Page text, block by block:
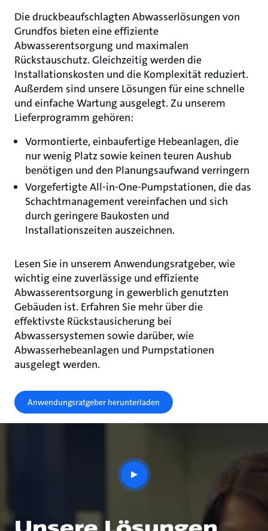
Die druckbeaufschlagten Abwasserlösungen von
Grundfos bieten eine effiziente
Abwasserentsorgung und maximalen
Rückstauschutz. Gleichzeitig werden die
Installationskosten und die Komplexität reduziert.
Außerdem sind unsere Lösungen für eine schnelle
und einfache Wartung ausgelegt. Zu unserem
Lieferprogramm gehören:
Vormontierte, einbaufertige Hebeanlagen, die
nur wenig Platz sowie keinen teuren Aushub
benötigen und den Planungsaufwand verringern
Vorgefertigte All-in-One-Pumpstationen, die das
Schachtmanagement vereinfachen und sich
durch geringere Baukosten und
Installationszeiten auszeichnen.
Lesen Sie in unserem Anwendungsratgeber, wie
wichtig eine zuverlässige und effiziente
Abwasserentsorgung in gewerblich genutzten
Gebäuden ist. Erfahren Sie mehr über die
effektivste Rückstausicherung bei
Abwassersystemen sowie darüber, wie
Abwasserhebeanlagen und Pumpstationen
ausgelegt werden.
Anwendungsratgeber herunterladen
play
button